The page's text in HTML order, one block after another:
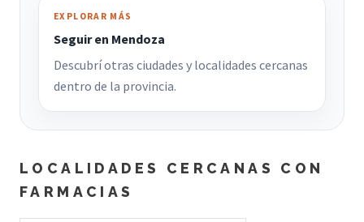
EXPLORAR MÁS
Seguir en Mendoza
Descubrí otras ciudades y localidades cercanas
dentro de la provincia.
LOCALIDADES CERCANAS CON
FARMACIAS